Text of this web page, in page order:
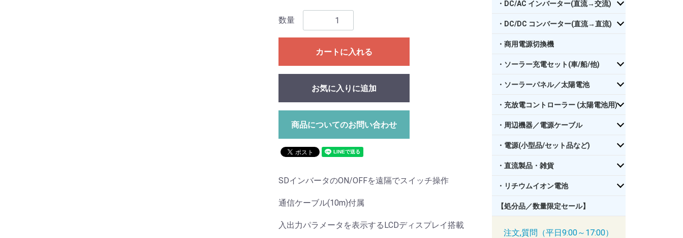
数量
カートに入れる
お気に入りに追加
商品についてのお問い合わせ
SDインバータのON/OFFを遠隔でスイッチ操作
通信ケーブル(10m)付属
入出力パラメータを表示するLCDディスプレイ搭載
・DC/AC インバーター(直流→交流)
・DC/DC コンバーター(直流→直流)
・商用電源切換機
・ソーラー充電セット(車/船/他)
・ソーラーパネル／太陽電池
・充放電コントローラー (太陽電池用)
・周辺機器／電源ケーブル
・電源(小型品/セット品など)
・直流製品・雑貨
・リチウムイオン電池
【処分品／数量限定セール】
注文,質問（平日9:00～17:00）